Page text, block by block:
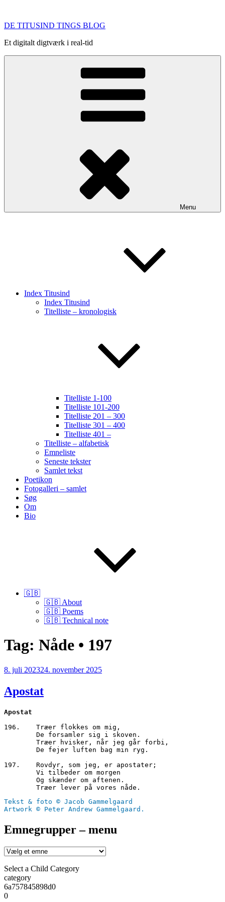
indhold
DE TITUSIND TINGS BLOG
Et digitalt digtværk i real-tid
Menu
Index Titusind
Index Titusind
Titelliste – kronologisk
Titelliste 1-100
Titelliste 101-200
Titelliste 201 – 300
Titelliste 301 – 400
Titelliste 401 –
Titelliste – alfabetisk
Emneliste
Seneste tekster
Samlet tekst
Poetikon
Fotogalleri – samlet
Søg
Om
Bio
🇬🇧
🇬🇧 About
🇬🇧 Poems
🇬🇧 Technical note
Tag: Nåde • 197
Udgivet
8. juli 202324. november 2025
Apostat
Apostat
196.	Træer flokkes om mig,
197.	Rovdyr, som jeg, er apostater;
Tekst & foto © Jacob Gammelgaard
Artwork © Peter Andrew Gammelgaard.
Emnegrupper – menu
Select a Child Category
category
6a757845898d0
0